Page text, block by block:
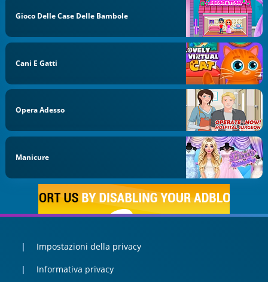
Gioco Delle Case Delle Bambole
Cani E Gatti
Opera Adesso
Manicure
Impostazioni della privacy
Informativa privacy